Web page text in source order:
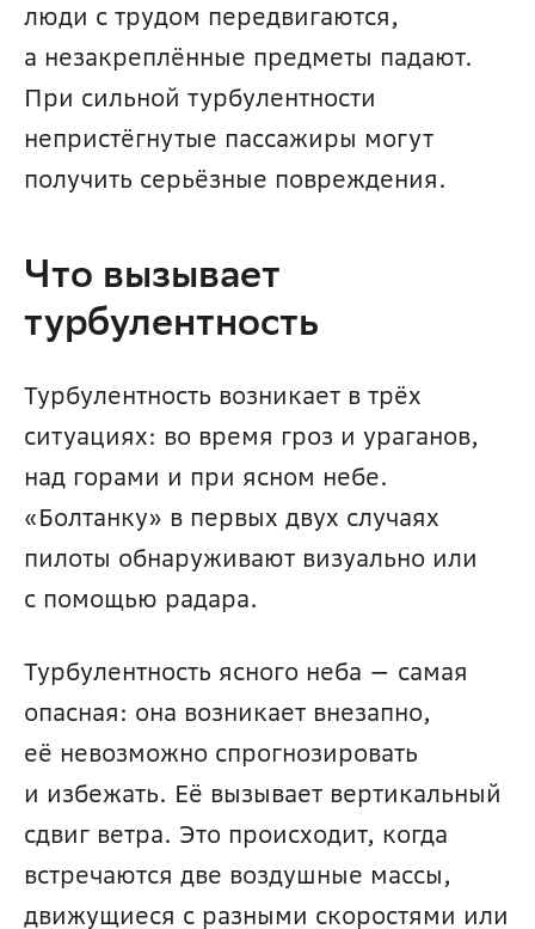
люди с трудом передвигаются,
а незакреплённые предметы падают.
При сильной турбулентности
непристёгнутые пассажиры могут
получить серьёзные повреждения.
Что вызывает
турбулентность
Турбулентность возникает в трёх
ситуациях: во время гроз и ураганов,
над горами и при ясном небе.
«Болтанку» в первых двух случаях
пилоты обнаруживают визуально или
с помощью радара.
Турбулентность ясного неба — самая
опасная: она возникает внезапно,
её невозможно спрогнозировать
и избежать. Её вызывает вертикальный
сдвиг ветра. Это происходит, когда
встречаются две воздушные массы,
движущиеся с разными скоростями или